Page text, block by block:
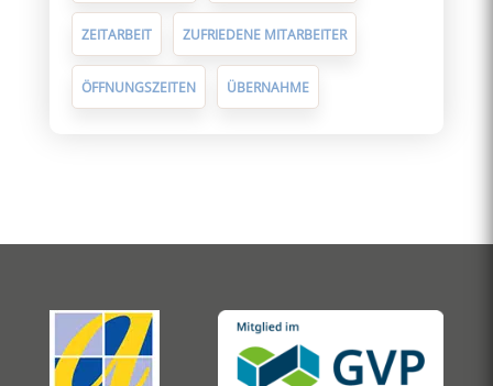
ZEITARBEIT ZUFRIEDENE MITARBEITER
ÖFFNUNGSZEITEN ÜBERNAHME